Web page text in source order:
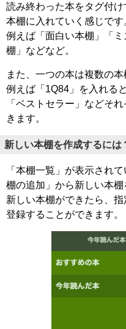
読み終わった本をタグ付
本棚に入れていく感じです
例えば「面白い本棚」「
棚」などなど。
また、一つの本は複数の
例えば「1Q84」を入れる
「ベストセラー」などそ
きます。
新しい本棚を作成するには
「本棚一覧」が表示され
棚の追加」から新しい本棚
新しい本棚ができたら、
登録することができます。